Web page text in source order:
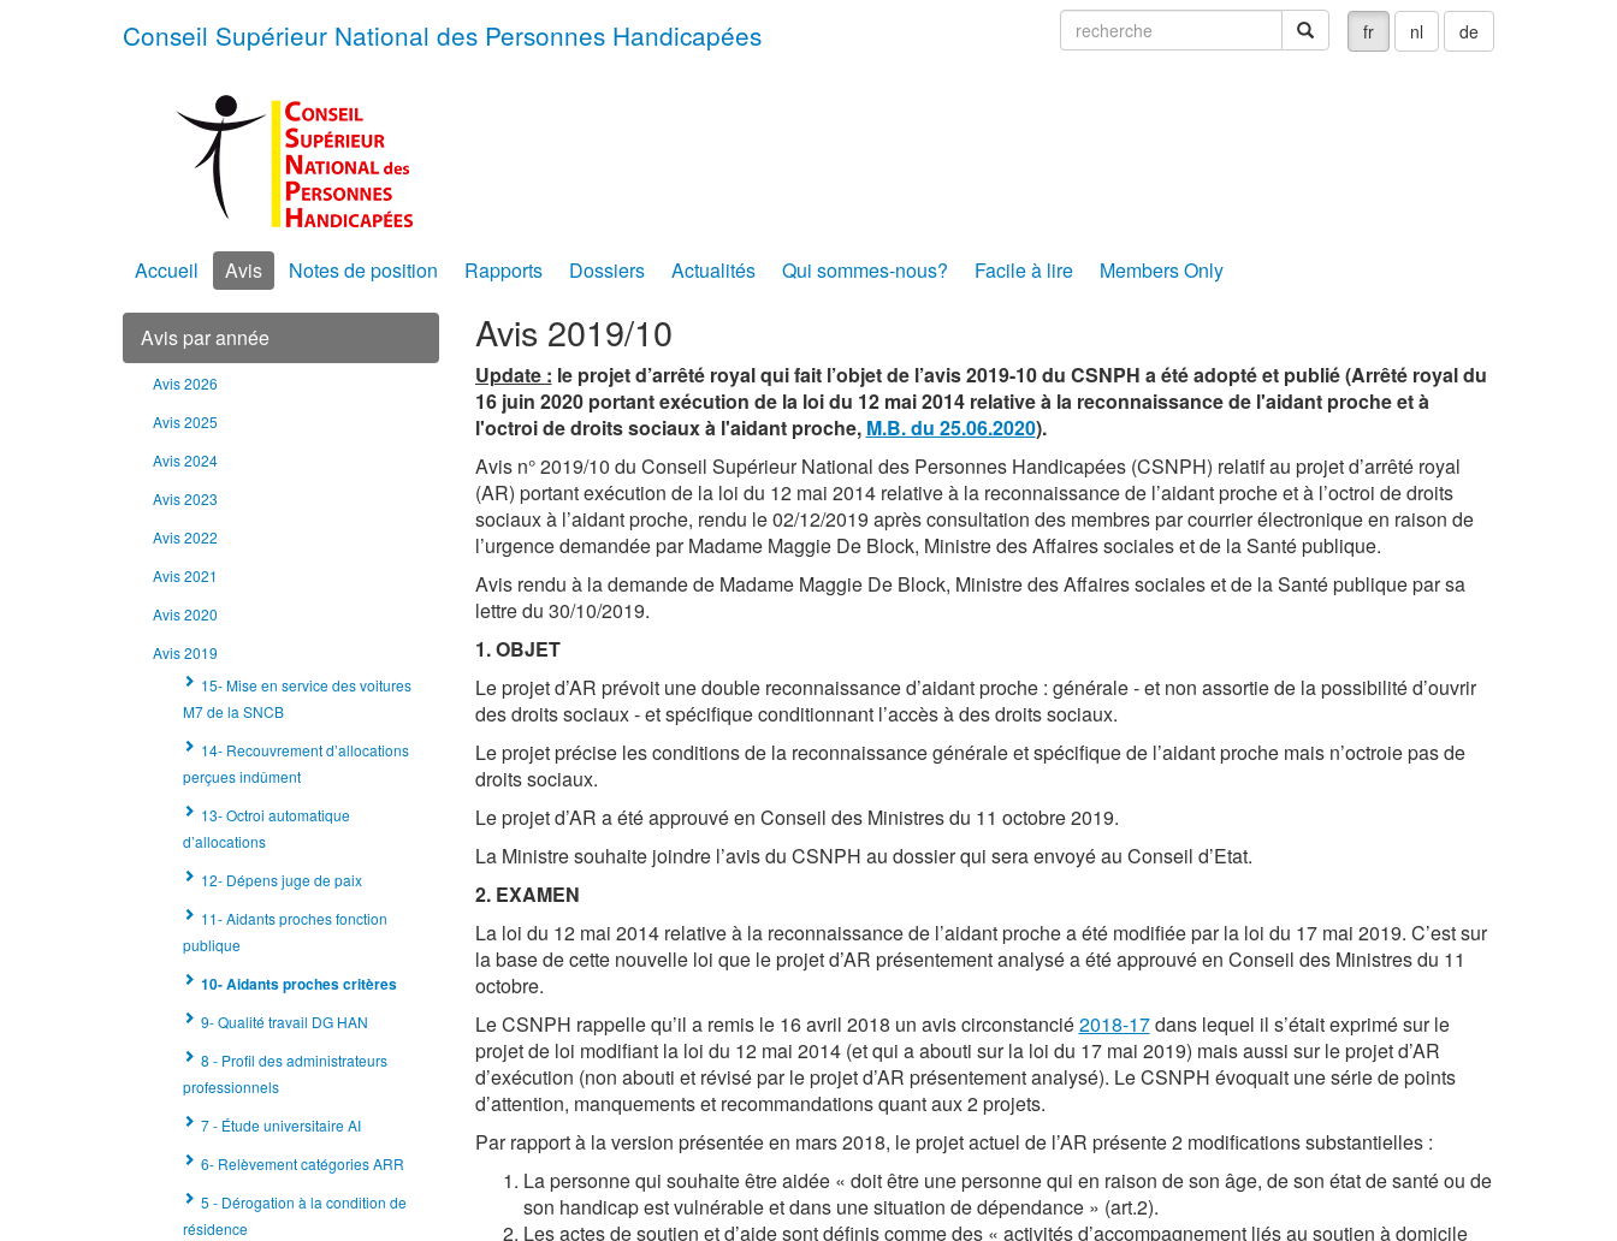
fr nl de
recherche recherche
Conseil Supérieur National des Personnes Handicapées
Accueil Avis Notes de position Rapports Dossiers Actualités Qui sommes-nous? Facile à lire Members Only
Avis par année
Avis 2026
Avis 2025
Avis 2024
Avis 2023
Avis 2022
Avis 2021
Avis 2020
Avis 2019
15- Mise en service des voitures
M7 de la SNCB
14- Recouvrement d’allocations
perçues indûment
13- Octroi automatique
d’allocations
12- Dépens juge de paix
11- Aidants proches fonction
publique
10- Aidants proches critères
9- Qualité travail DG HAN
8 - Profil des administrateurs
professionnels
7 - Étude universitaire AI
6- Relèvement catégories ARR
5 - Dérogation à la condition de
résidence
Avis 2019/10
Update : le projet d’arrêté royal qui fait l’objet de l’avis 2019-10 du CSNPH a été adopté et publié (Arrêté royal du
16 juin 2020 portant exécution de la loi du 12 mai 2014 relative à la reconnaissance de l'aidant proche et à
l'octroi de droits sociaux à l'aidant proche, M.B. du 25.06.2020).
Avis n° 2019/10 du Conseil Supérieur National des Personnes Handicapées (CSNPH) relatif au projet d’arrêté royal
(AR) portant exécution de la loi du 12 mai 2014 relative à la reconnaissance de l’aidant proche et à l’octroi de droits
sociaux à l’aidant proche, rendu le 02/12/2019 après consultation des membres par courrier électronique en raison de
l’urgence demandée par Madame Maggie De Block, Ministre des Affaires sociales et de la Santé publique.
Avis rendu à la demande de Madame Maggie De Block, Ministre des Affaires sociales et de la Santé publique par sa
lettre du 30/10/2019.
1. OBJET
Le projet d’AR prévoit une double reconnaissance d’aidant proche : générale - et non assortie de la possibilité d’ouvrir
des droits sociaux - et spécifique conditionnant l’accès à des droits sociaux.
Le projet précise les conditions de la reconnaissance générale et spécifique de l’aidant proche mais n’octroie pas de
droits sociaux.
Le projet d’AR a été approuvé en Conseil des Ministres du 11 octobre 2019.
La Ministre souhaite joindre l’avis du CSNPH au dossier qui sera envoyé au Conseil d’Etat.
2. EXAMEN
La loi du 12 mai 2014 relative à la reconnaissance de l’aidant proche a été modifiée par la loi du 17 mai 2019. C’est sur
la base de cette nouvelle loi que le projet d’AR présentement analysé a été approuvé en Conseil des Ministres du 11
octobre.
Le CSNPH rappelle qu’il a remis le 16 avril 2018 un avis circonstancié2018-17dans lequel il s’était exprimé sur le
projet de loi modifiant la loi du 12 mai 2014 (et qui a abouti sur la loi du 17 mai 2019) mais aussi sur le projet d’AR
d’exécution (non abouti et révisé par le projet d’AR présentement analysé). Le CSNPH évoquait une série de points
d’attention, manquements et recommandations quant aux 2 projets.
Par rapport à la version présentée en mars 2018, le projet actuel de l’AR présente 2 modifications substantielles :
La personne qui souhaite être aidée « doit être une personne qui en raison de son âge, de son état de santé ou de
son handicap est vulnérable et dans une situation de dépendance » (art.2).
Les actes de soutien et d’aide sont définis comme des « activités d’accompagnement liés au soutien à domicile